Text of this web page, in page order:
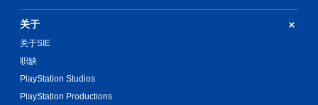
关于
关于SIE
职缺
PlayStation Studios
PlayStation Productions